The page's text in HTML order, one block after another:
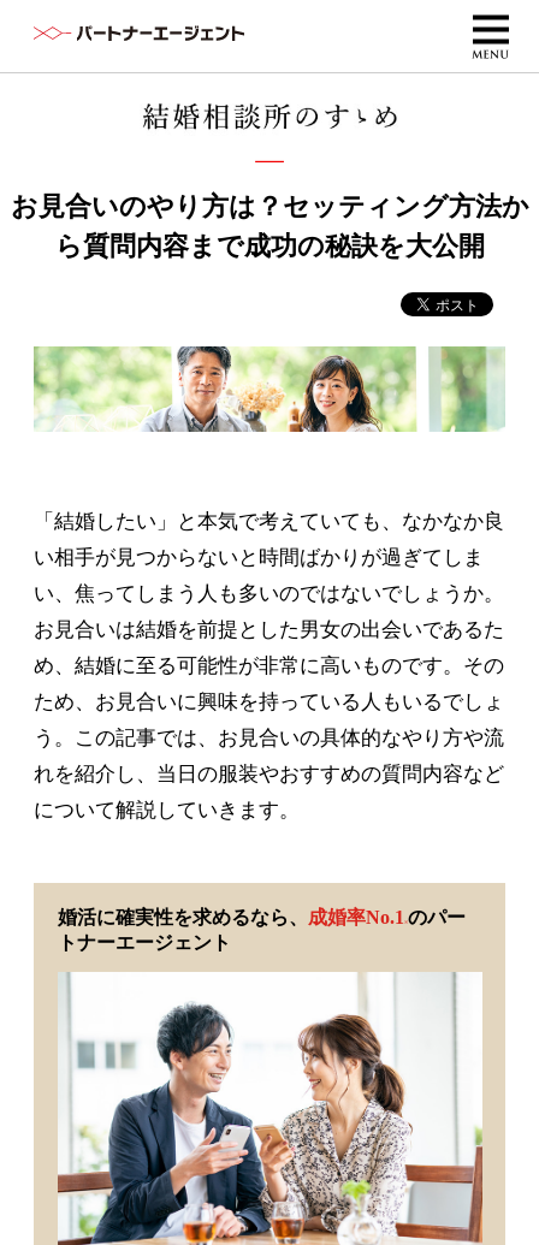
お見合いのやり方は？セッティング方法か
ら質問内容まで成功の秘訣を大公開
「結婚したい」と本気で考えていても、なかなか良
い相手が見つからないと時間ばかりが過ぎてしま
い、焦ってしまう人も多いのではないでしょうか。
お見合いは結婚を前提とした男女の出会いであるた
め、結婚に至る可能性が非常に高いものです。その
ため、お見合いに興味を持っている人もいるでしょ
う。この記事では、お見合いの具体的なやり方や流
れを紹介し、当日の服装やおすすめの質問内容など
について解説していきます。
婚活に確実性を求めるなら、 成婚率No.1 ※のパー
トナーエージェント